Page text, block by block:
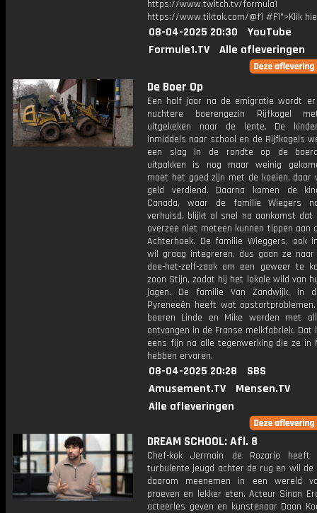
https://www.twitch.tv/formula1
https://www.tiktok.com/@f1 #F1">Klik
08-04-2025 20:30
YouTube
Formule1.TV
Alle afleveringen
De Boer Op
Een half jaar na de emigratie wordt
nuchtere boerengezin Rijfkogel
uitgekeken naar de lente. De
inmiddels naar school en de Rijfkogels
een slag in de rondte op de
uitpakken is nog maar weinig
moet het goed zijn met de koeien, daar
geld verdiend. Daarna komen de
Canada, waar de familie Wiegers
verhuisd, blijkt al snel na aankomst dat
overzee niet meteen kunnen tippen aan
Achterhoek. De familie Wieggers, ook
wil graag integreren, dus gaan ze naar
doe-het-zelf-zaak om een geweer te
zoon Stijn, zodat hij het lokale wild van
jagen. De familie Van Zandwijk, in
Pyreneeën heeft wat
boeren Linde en Mike worden met
ontvangen in de Franse melkfabriek. Dat
eens fijn na alle tegenwerking die ze in
hebben ervaren.
08-04-2025 20:28
SBS
Amusement.TV
Mensen.TV
Alle afleveringen
DREAM SCHOOL: Afl. 8
Chef-kok Jermain de Rozario
turbulente jeugd achter de rug en wil de
daarom meenemen in een wereld
proeven en lekker eten. Acteur Sinan
acteerles geven en kunstenaar Daan